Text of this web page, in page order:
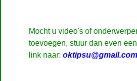
Mocht u video's of
toevoegen, stuur dan even
link naar: oktipsu@gmail.com